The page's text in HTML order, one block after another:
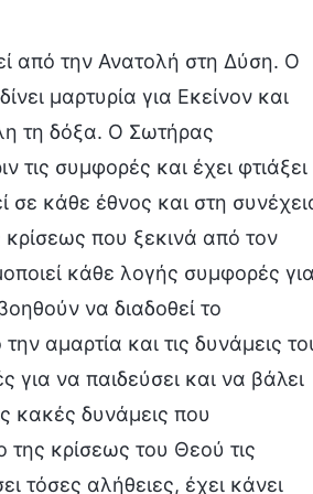
από την Ανατολή στη Δύση. Ο
μαρτυρία για Εκείνον και
τη δόξα. Ο Σωτήρας
τις συμφορές και έχει φτιάξει
σε κάθε έθνος και στη
που ξεκινά από τον
κάθε λογής συμφορές για
να διαδοθεί το
αμαρτία και τις δυνάμεις
να παιδεύσει και να βάλει
κακές δυνάμεις που
της κρίσεως του Θεού τις
τόσες αλήθειες, έχει κάνει